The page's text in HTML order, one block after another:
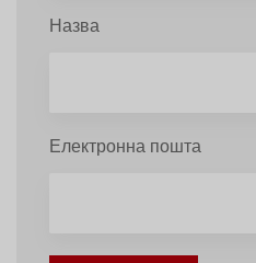
Назва
Електронна пошта